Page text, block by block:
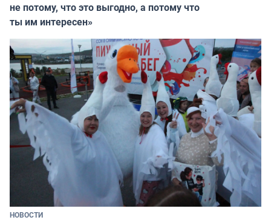
не потому, что это выгодно, а потому что
ты им интересен»
НОВОСТИ